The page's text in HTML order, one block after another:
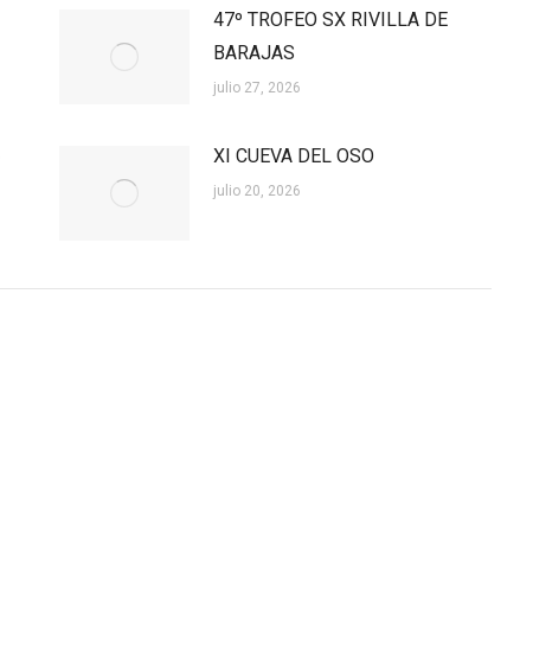
47º TROFEO SX RIVILLA DE
BARAJAS
julio 27, 2026
XI CUEVA DEL OSO
julio 20, 2026